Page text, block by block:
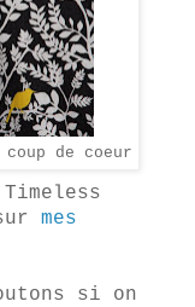
de coeur
mes
si on